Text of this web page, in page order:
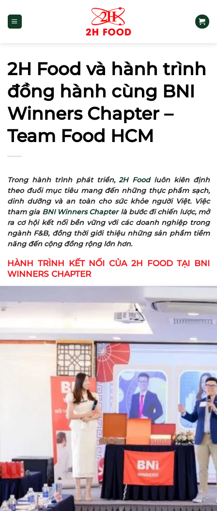
qua
nội
2H Food và hành trình
đồng hành cùng BNI
Winners Chapter –
Team Food HCM
Trong hành trình phát triển,2H Foodluôn kiên định
theo đuổi mục tiêu mang đến những thực phẩm sạch,
dinh dưỡng và an toàn cho sức khỏe người Việt. Việc
tham gia BNI Winners Chapterlà bước đi chiến lược, mở
ra cơ hội kết nối bền vững với các doanh nghiệp trong
ngành F&B, đồng thời giới thiệu những sản phẩm tiềm
năng đến cộng đồng rộng lớn hơn.
HÀNH TRÌNH KẾT NỐI CỦA 2H FOOD TẠI BNI
WINNERS CHAPTER